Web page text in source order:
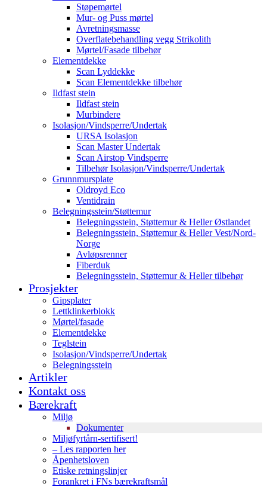
Støpemørtel
Mur- og Puss mørtel
Avretningsmasse
Overflatebehandling vegg Strikolith
Mørtel/Fasade tilbehør
Elementdekke
Scan Lyddekke
Scan Elementdekke tilbehør
Ildfast stein
Ildfast stein
Murbindere
Isolasjon/Vindsperre/Undertak
URSA Isolasjon
Scan Master Undertak
Scan Airstop Vindsperre
Tilbehør Isolasjon/Vindsperre/Undertak
Grunnmursplate
Oldroyd Eco
Ventidrain
Belegningsstein/Støttemur
Belegningsstein, Støttemur & Heller Østlandet
Belegningsstein, Støttemur & Heller Vest/Nord-
Norge
Avløpsrenner
Fiberduk
Belegningsstein, Støttemur & Heller tilbehør
Prosjekter
Gipsplater
Lettklinkerblokk
Mørtel/fasade
Elementdekke
Teglstein
Isolasjon/Vindsperre/Undertak
Belegningsstein
Artikler
Kontakt oss
Bærekraft
Miljø
Dokumenter
Miljøfyrtårn-sertifisert!
– Les rapporten her
Åpenhetsloven
Etiske retningslinjer
Forankret i FNs bærekraftsmål